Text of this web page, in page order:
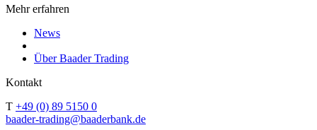
Mehr erfahren
News
Über Baader Trading
Kontakt
T +49 (0) 89 5150 0
baader-trading@baaderbank.de